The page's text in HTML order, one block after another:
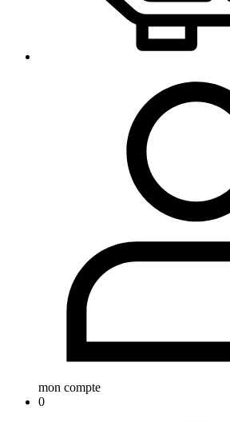
mon compte
0